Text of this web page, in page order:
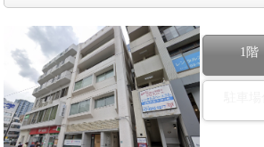
1階